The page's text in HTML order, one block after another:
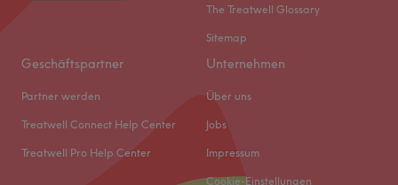
The Treatwell Glossary
Sitemap
Geschäftspartner
Partner werden
Treatwell Connect Help Center
Treatwell Pro Help Center
Unternehmen
Über uns
Jobs
Impressum
Cookie-Einstellungen